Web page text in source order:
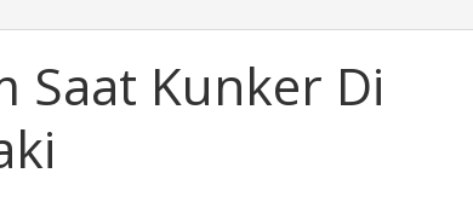
Saat Kunker Di